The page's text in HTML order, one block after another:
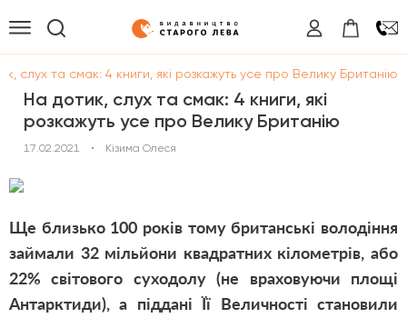
слух та смак: 4 книги, які розкажуть усе про Велику Британію
На дотик, слух та смак: 4 книги, які
розкажуть усе про Велику Британію
17.02.2021 • Кізима Олеся
Ще близько 100 років тому британські володіння
займали 32 мільйони квадратних кілометрів, або
22% світового суходолу (не враховуючи площі
Антарктиди), а піддані Її Величності становили